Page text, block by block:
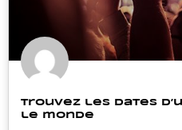
Trouvez les dates
le monde